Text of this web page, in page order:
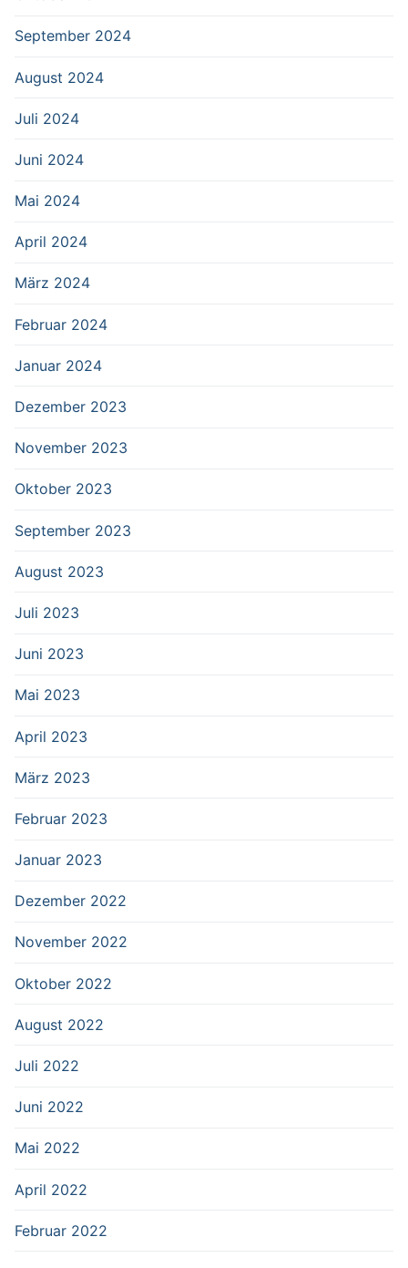
September 2024
August 2024
Juli 2024
Juni 2024
Mai 2024
April 2024
März 2024
Februar 2024
Januar 2024
Dezember 2023
November 2023
Oktober 2023
September 2023
August 2023
Juli 2023
Juni 2023
Mai 2023
April 2023
März 2023
Februar 2023
Januar 2023
Dezember 2022
November 2022
Oktober 2022
August 2022
Juli 2022
Juni 2022
Mai 2022
April 2022
Februar 2022